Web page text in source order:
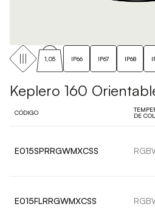
1,05 IP66 IP67 IP68
Keplero 160
CÓDIGO
DE
E015SPRRGWMXCSS
E015FLRRGWMXCSS